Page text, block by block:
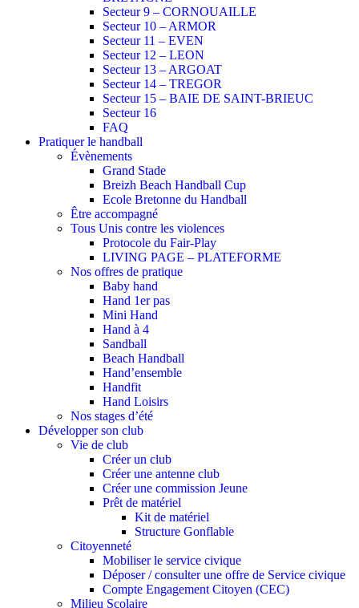
Secteur 9 – CORNOUAILLE
Secteur 10 – ARMOR
Secteur 11 – EVEN
Secteur 12 – LEON
Secteur 13 – ARGOAT
Secteur 14 – TREGOR
Secteur 15 – BAIE DE SAINT-BRIEUC
Secteur 16
FAQ
Pratiquer le handball
Évènements
Grand Stade
Breizh Beach Handball Cup
Ecole Bretonne du Handball
Être accompagné
Tous Unis contre les violences
Protocole du Fair-Play
LIVING PAGE – PLATEFORME
Nos offres de pratique
Baby hand
Hand 1er pas
Mini Hand
Hand à 4
Sandball
Beach Handball
Hand’ensemble
Handfit
Hand Loisirs
Nos stages d’été
Développer son club
Vie de club
Créer un club
Créer une antenne club
Créer une commission Jeune
Prêt de matériel
Kit de matériel
Structure Gonflable
Citoyenneté
Mobiliser le service civique
Déposer / consulter une offre de Service civique
Compte Engagement Citoyen (CEC)
Milieu Scolaire